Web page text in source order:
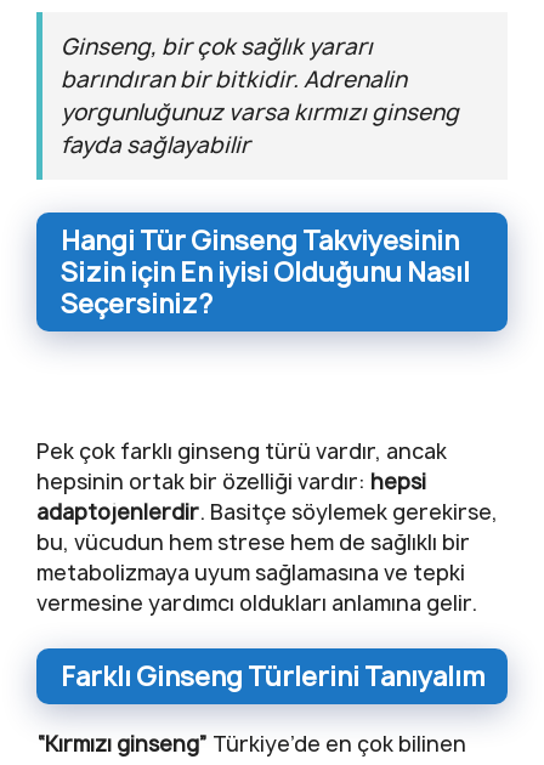
Ginseng, bir çok sağlık yararı
barındıran bir bitkidir. Adrenalin
yorgunluğunuz varsa kırmızı ginseng
fayda sağlayabilir
Hangi Tür Ginseng Takviyesinin
Sizin için En iyisi Olduğunu Nasıl
Seçersiniz?
Pek çok farklı ginseng türü vardır, ancak
hepsinin ortak bir özelliği vardır: hepsi
adaptojenlerdir. Basitçe söylemek gerekirse,
bu, vücudun hem strese hem de sağlıklı bir
metabolizmaya uyum sağlamasına ve tepki
vermesine yardımcı oldukları anlamına gelir.
Farklı Ginseng Türlerini Tanıyalım
“Kırmızı ginseng” Türkiye’de en çok bilinen